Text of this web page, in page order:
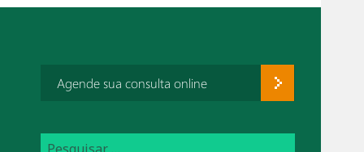
Agende sua consulta online